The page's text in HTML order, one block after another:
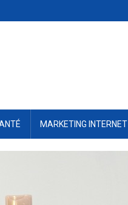
MARKETING INTERNET